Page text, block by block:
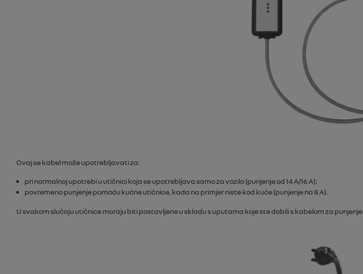
Ovaj se kabel može upotrebljavati za:
pri normalnoj upotrebi u utičnici koja se upotrebljava samo za vozilo (punjenje od 14 A/16 A);
povremeno punjenje pomoću kućne utičnice, kada na primjer niste kod kuće (punjenje na 8 A).
U svakom slučaju utičnice moraju biti postavljene u skladu s uputama koje ste dobili s kabelom za punjenje